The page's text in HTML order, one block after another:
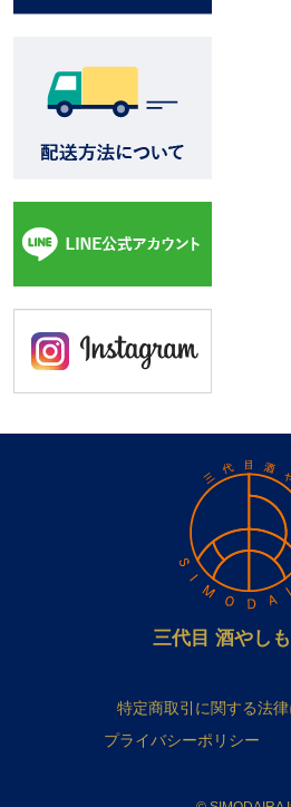
三代目 酒やし
特定商取引に関する法
プライバシーポリシー